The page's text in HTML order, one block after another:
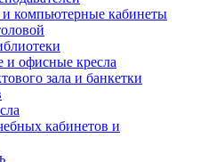
компьютерные кабинеты
и офисные кресла
зала и банкетки
кабинетов и